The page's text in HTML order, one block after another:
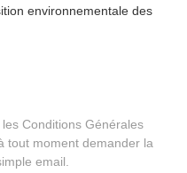
environnementale des
Conditions Générales
tout moment demander la
email.